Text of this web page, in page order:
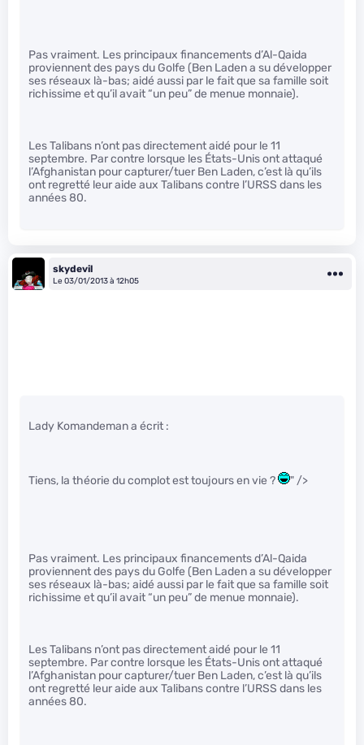
Pas vraiment. Les principaux financements d’Al-Qaida
proviennent des pays du Golfe (Ben Laden a su développer
ses réseaux là-bas; aidé aussi par le fait que sa famille soit
richissime et qu’il avait “un peu” de menue monnaie).
Les Talibans n’ont pas directement aidé pour le 11
septembre. Par contre lorsque les États-Unis ont attaqué
l’Afghanistan pour capturer/tuer Ben Laden, c’est là qu’ils
ont regretté leur aide aux Talibans contre l’URSS dans les
années 80.
skydevil
Le 03/01/2013 à 12h05
Lady Komandeman a écrit :
Tiens, la théorie du complot est toujours en vie ? " />
Pas vraiment. Les principaux financements d’Al-Qaida
proviennent des pays du Golfe (Ben Laden a su développer
ses réseaux là-bas; aidé aussi par le fait que sa famille soit
richissime et qu’il avait “un peu” de menue monnaie).
Les Talibans n’ont pas directement aidé pour le 11
septembre. Par contre lorsque les États-Unis ont attaqué
l’Afghanistan pour capturer/tuer Ben Laden, c’est là qu’ils
ont regretté leur aide aux Talibans contre l’URSS dans les
années 80.